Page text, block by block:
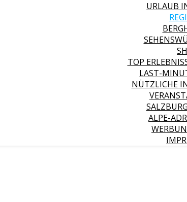
URLAUB
TOP
LAST-
NÜTZLICHE
ALPE-